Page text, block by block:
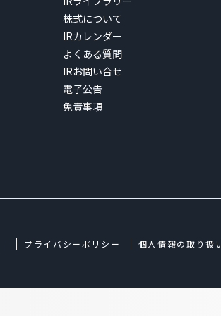
株式について
IRカレンダー
よくある質問
IRお問い合せ
電子公告
免責事項
プライバシーポリシー 個人情報の取り扱